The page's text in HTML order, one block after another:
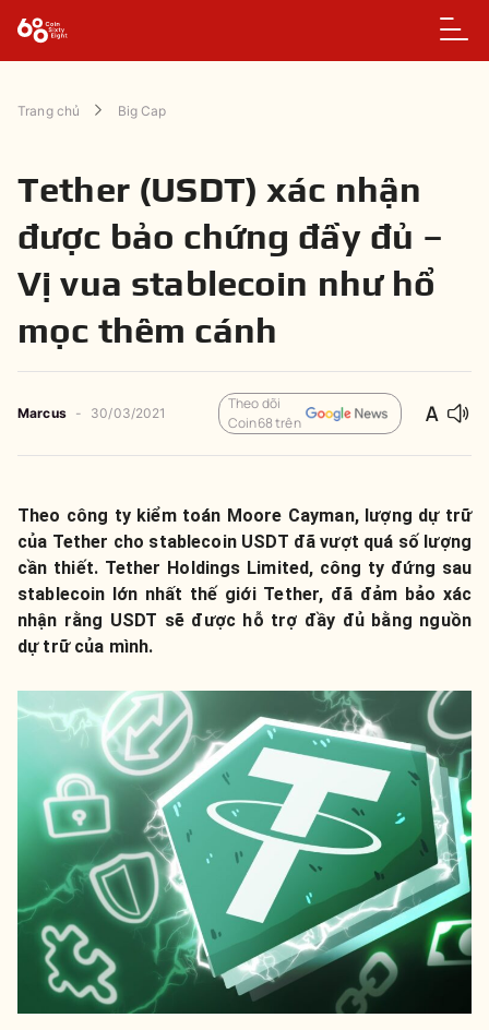
Trang chủ Big Cap
Tether (USDT) xác nhận
được bảo chứng đầy đủ –
Vị vua stablecoin như hổ
mọc thêm cánh
Marcus - 30/03/2021
Theo dõi
Coin68 trên
Theo công ty kiểm toán Moore Cayman, lượng dự trữ
của Tether cho stablecoin USDT đã vượt quá số lượng
cần thiết. Tether Holdings Limited, công ty đứng sau
stablecoin lớn nhất thế giới Tether, đã ​​đảm bảo xác
nhận rằng USDT sẽ được hỗ trợ đầy đủ bằng nguồn
dự trữ của mình.